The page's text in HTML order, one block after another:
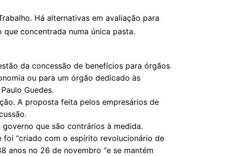
Há alternativas em avaliação para
concentrada numa única pasta.
da concessão de benefícios para órgãos
ou para um órgão dedicado às
Guedes.
A proposta feita pelos empresários de
que são contrários à medida.
“criado com o espírito revolucionário de
anos no 26 de novembro “e se mantém